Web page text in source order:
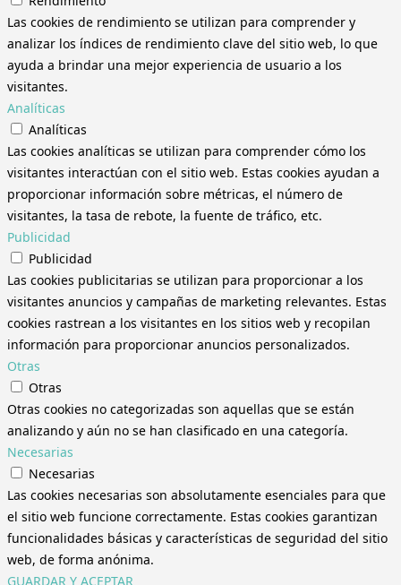
Las cookies de rendimiento se utilizan para comprender y
analizar los índices de rendimiento clave del sitio web, lo que
ayuda a brindar una mejor experiencia de usuario a los
visitantes.
Analíticas
Analíticas
Las cookies analíticas se utilizan para comprender cómo los
visitantes interactúan con el sitio web. Estas cookies ayudan a
proporcionar información sobre métricas, el número de
visitantes, la tasa de rebote, la fuente de tráfico, etc.
Publicidad
Publicidad
Las cookies publicitarias se utilizan para proporcionar a los
visitantes anuncios y campañas de marketing relevantes. Estas
cookies rastrean a los visitantes en los sitios web y recopilan
información para proporcionar anuncios personalizados.
Otras
Otras
Otras cookies no categorizadas son aquellas que se están
analizando y aún no se han clasificado en una categoría.
Necesarias
Necesarias
Las cookies necesarias son absolutamente esenciales para que
el sitio web funcione correctamente. Estas cookies garantizan
funcionalidades básicas y características de seguridad del sitio
web, de forma anónima.
GUARDAR Y ACEPTAR